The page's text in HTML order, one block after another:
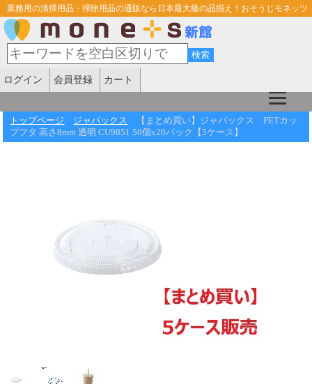
業務用の清掃用品・掃除用品の通販なら日本最大級の品揃え！おそうじモネッツ
ログイン 会員登録 カート
トップページ ジャパックス
【まとめ買い】ジャパックス PETカッ
プフタ 高さ8mm 透明 CU9851 50個x20パック【5ケース】